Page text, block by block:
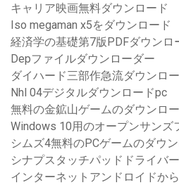
キャリア映画無料ダウンロード
Iso megaman x5をダウンロード
経済学の基礎第7版PDFダウンロ
Depファイルダウンローダー
ダイハード三部作急流ダウンロ
Nhl 04デジタルダウンロードpc
無料の金鉱山ゲームのダウンロ
Windows 10用のオープンサンズ
シムズ4無料のPCゲームのダウ
シナプスタッチパッドドライバ
インターネットアンドロイドか